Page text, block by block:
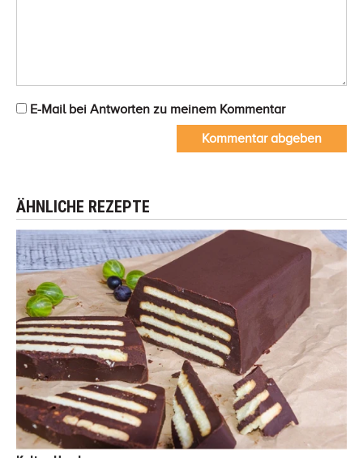
E-Mail bei Antworten zu meinem Kommentar
Kommentar abgeben
ÄHNLICHE REZEPTE